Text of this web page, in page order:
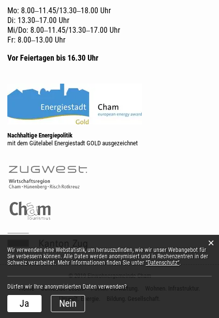
Mo: 8.00‒11.45/13.30‒18.00 Uhr
Di: 13.30‒17.00 Uhr
Mi/Do: 8.00‒11.45/13.30‒17.00 Uhr
Fr: 8.00‒13.00 Uhr
Vor Feiertagen bis 16.30 Uhr
Nachhaltige Energiepolitik
mit dem Gütelabel Energiestadt GOLD ausgezeichnet
© 2019 Einwohnergemeinde Cham
Home Gemeinde. Leben. Politik. Verwaltung.
Wohnen. Infrastruktur.
Umwelt. Energie.
Bildung. Gesellschaft.
Webstatistik
Wir verwenden eine Webstatistik, um herauszufinden, wie wir unser Webangebot für
Sie verbessern können. Alle Daten werden anonymisiert und in Rechenzentren in der
Schweiz verarbeitet. Mehr Informationen finden Sie unter “Datenschutz“.
Dürfen wir Ihre anonymisierten Daten verwenden?
Ja Nein
×